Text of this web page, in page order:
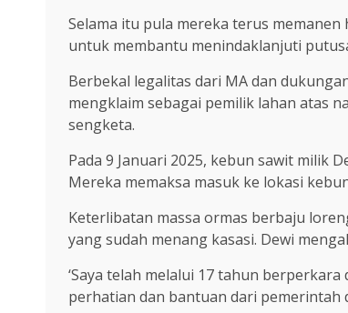
Selama itu pula mereka terus memanen
untuk membantu menindaklanjuti
Berbekal legalitas dari MA dan
mengklaim sebagai pemilik lahan atas
sengketa.
Pada 9 Januari 2025, kebun sawit milik
Mereka memaksa masuk ke lokasi
Keterlibatan massa ormas berbaju
yang sudah menang kasasi. Dewi
‘Saya telah melalui 17 tahun
perhatian dan bantuan dari pemerintah